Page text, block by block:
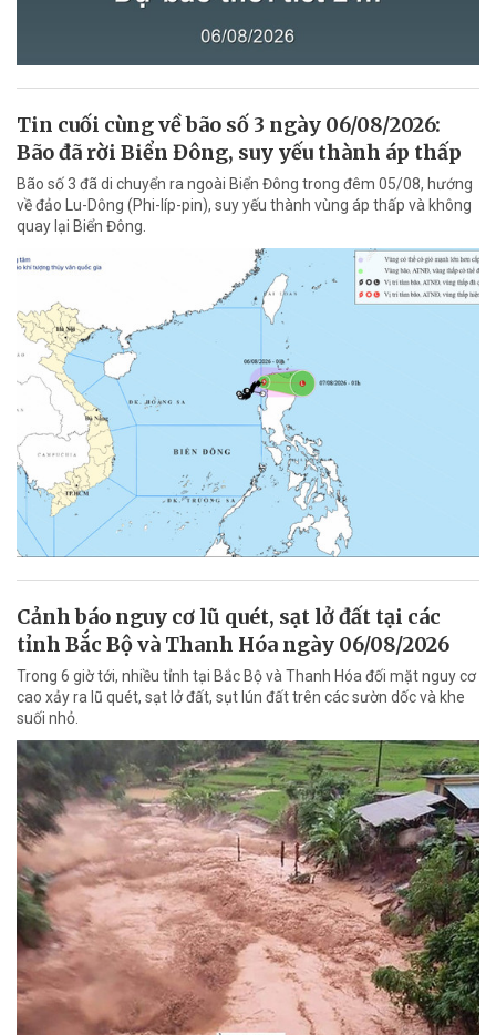
Tin cuối cùng về bão số 3 ngày 06/08/2026:
Bão đã rời Biển Đông, suy yếu thành áp thấp
Bão số 3 đã di chuyển ra ngoài Biển Đông trong đêm 05/08, hướng
về đảo Lu-Dông (Phi-líp-pin), suy yếu thành vùng áp thấp và không
quay lại Biển Đông.
Cảnh báo nguy cơ lũ quét, sạt lở đất tại các
tỉnh Bắc Bộ và Thanh Hóa ngày 06/08/2026
Trong 6 giờ tới, nhiều tỉnh tại Bắc Bộ và Thanh Hóa đối mặt nguy cơ
cao xảy ra lũ quét, sạt lở đất, sụt lún đất trên các sườn dốc và khe
suối nhỏ.